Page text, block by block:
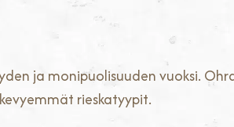
ja monipuolisuuden vuoksi.
rieskatyypit.